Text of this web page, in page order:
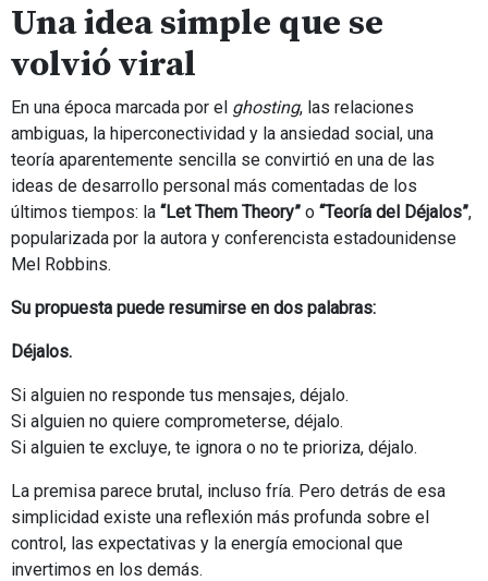
Una idea simple que se
volvió viral
En una época marcada por el ghosting, las relaciones
ambiguas, la hiperconectividad y la ansiedad social, una
teoría aparentemente sencilla se convirtió en una de las
ideas de desarrollo personal más comentadas de los
últimos tiempos: la “Let Them Theory” o “Teoría del Déjalos”,
popularizada por la autora y conferencista estadounidense
Mel Robbins.
Su propuesta puede resumirse en dos palabras:
Déjalos.
Si alguien no responde tus mensajes, déjalo.
Si alguien no quiere comprometerse, déjalo.
Si alguien te excluye, te ignora o no te prioriza, déjalo.
La premisa parece brutal, incluso fría. Pero detrás de esa
simplicidad existe una reflexión más profunda sobre el
control, las expectativas y la energía emocional que
invertimos en los demás.